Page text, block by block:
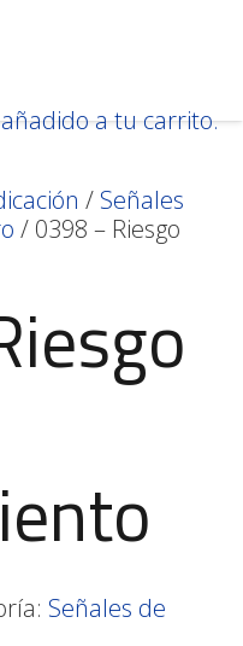
a tu carrito.
/ Señales
/ 0398 – Riesgo
Señales de